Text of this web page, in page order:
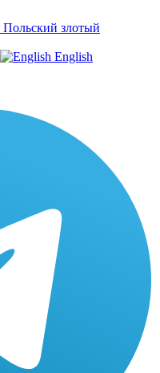
Польский злотый
English